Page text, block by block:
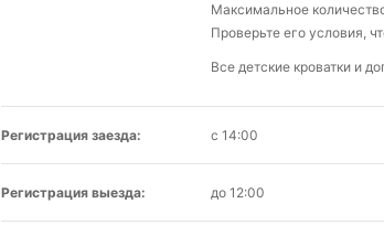
Максимальное
Проверьте его условия,
Все детские кроватки и
Регистрация заезда: с 14:00
Регистрация выезда: до 12:00